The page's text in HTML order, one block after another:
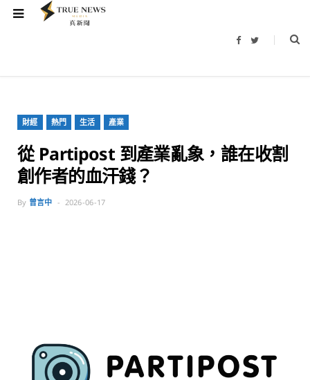
F
b
T
t
財經 熱門 生活 產業
從 Partipost 到產業亂象，誰在收割
創作者的血汗錢？
By 曾言中 2026-06-17